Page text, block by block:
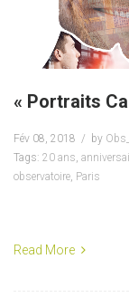
« Portraits
Fév 08, 2018 by
Tags: 20 ans,
observatoire, Paris
Read More